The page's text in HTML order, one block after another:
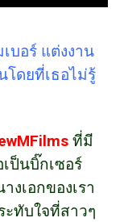
บอร์ แต่งงาน
โดยที่เธอไม่รู้
ที่มี
ป็นบิ๊กเซอร์
เอกของเรา
ทับใจที่สาวๆ